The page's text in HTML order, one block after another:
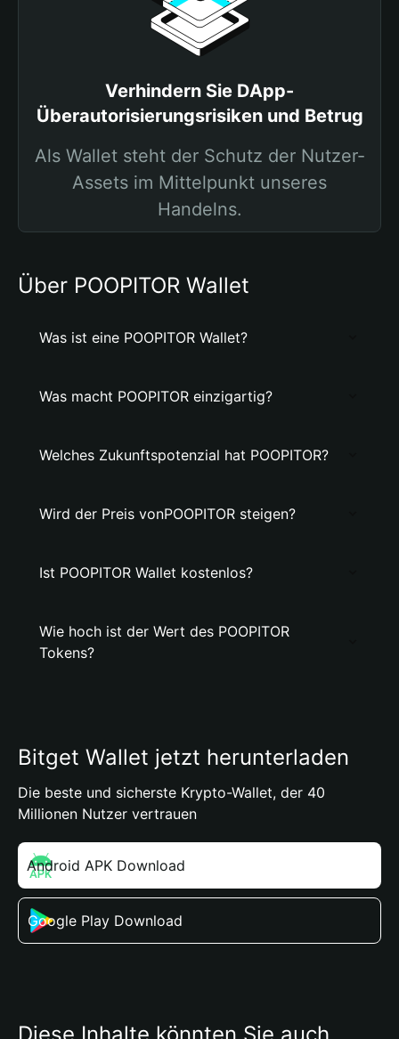
Verhindern Sie DApp-
Überautorisierungsrisiken und Betrug
Als Wallet steht der Schutz der Nutzer-
Assets im Mittelpunkt unseres
Handelns.
Über POOPITOR Wallet
Was ist eine POOPITOR Wallet?
Was macht POOPITOR einzigartig?
Welches Zukunftspotenzial hat POOPITOR?
Wird der Preis vonPOOPITOR steigen?
Ist POOPITOR Wallet kostenlos?
Wie hoch ist der Wert des POOPITOR
Tokens?
Bitget Wallet jetzt herunterladen
Die beste und sicherste Krypto-Wallet, der 40
Millionen Nutzer vertrauen
Android APK Download
Google Play Download